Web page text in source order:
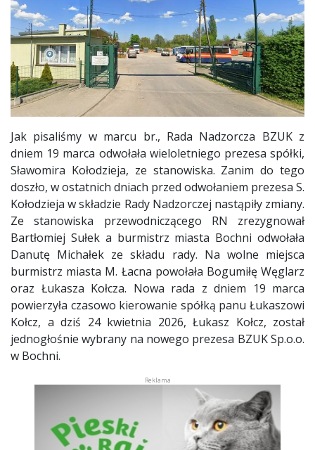
Jak pisaliśmy w marcu br., Rada Nadzorcza BZUK z
dniem 19 marca odwołała wieloletniego prezesa spółki,
Sławomira Kołodzieja, ze stanowiska. Zanim do tego
doszło, w ostatnich dniach przed odwołaniem prezesa S.
Kołodzieja w składzie Rady Nadzorczej nastąpiły zmiany.
Ze stanowiska przewodniczącego RN zrezygnował
Bartłomiej Sułek a burmistrz miasta Bochni odwołała
Danutę Michałek ze składu rady. Na wolne miejsca
burmistrz miasta M. Łacna powołała Bogumiłę Węglarz
oraz Łukasza Kołcza. Nowa rada z dniem 19 marca
powierzyła czasowo kierowanie spółką panu Łukaszowi
Kołcz, a dziś 24 kwietnia 2026, Łukasz Kołcz, został
jednogłośnie wybrany na nowego prezesa BZUK Sp.o.o.
w Bochni.